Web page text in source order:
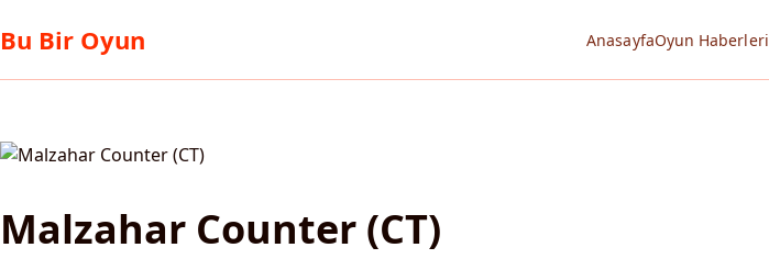
Bu Bir Oyun AnasayfaOyun Haberleri
Malzahar Counter (CT)